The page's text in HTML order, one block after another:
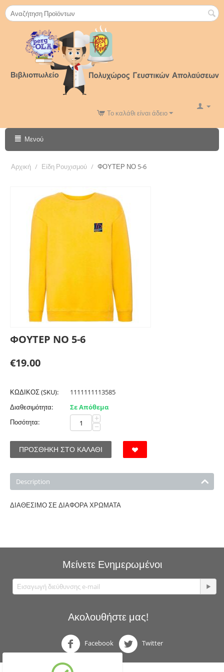
Το καλάθι είναι άδειο
Μενού
Αρχική / Είδη Ρουχισμού / ΦΟΥΤΕΡ ΝΟ 5-6
ΦΟΥΤΕΡ ΝΟ 5-6
€19.00
ΚΩΔΙΚΟΣ (SKU):
1111111113585
Διαθεσιμότητα:
Σε Απόθεμα
Ποσότητα:
+
−
ΠΡΟΣΘΉΚΗ ΣΤΟ ΚΑΛΆΘΙ
Description
ΔΙΑΘΕΣΙΜΟ ΣΕ ΔΙΑΦΟΡΑ ΧΡΩΜΑΤΑ
Μείνετε Ενημερωμένοι
Ακολουθήστε μας!
Facebook Twitter